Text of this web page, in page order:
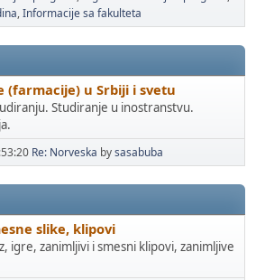
Informacije sa fakulteta
(farmacije) u Srbiji i svetu
Studiranje u inostranstvu.
Re: Norveska bysasabuba
slike, klipovi
igre, zanimljivi i smesni klipovi, zanimljive